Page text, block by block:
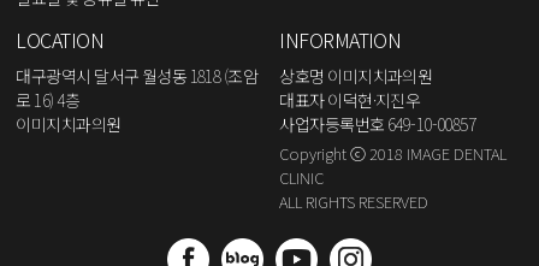
LOCATION
대구광역시 달서구 월성동 1818 (조암
로 16) 4층
이미지치과의원
INFORMATION
상호명 이미지치과의원
대표자 이덕현·지진우
사업자등록번호 649-10-00857
Copyright ⓒ 2018 IMAGE DENTAL
CLINIC
ALL RIGHTS RESERVED